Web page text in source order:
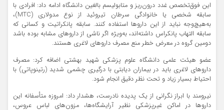
این فوق‌تخصص غدد درون‌ریز و متابولیسم بالغین دانشگاه ادامه داد: افرادی با
سابقه شخصی یا خانوادگی سرطان تیروئید از نوع مدولاری (MTC)،
به‌هیچ‌وجه نباید از این دارو‌ها استفاده کنند. سابقه پانکراتیت و کسانی که
سابقه التهاب پانکراس داشته‌اند، به‌ویژه اگر ناشی از دارو‌های مشابه بوده باشد
دومین گروه در معرض خطر منع مصرف دارو‌های لاغری هستند.
عضو هیئت علمی دانشگاه علوم پزشکی شهید بهشتی اضافه کرد: مصرف
دارو‌های لاغری باید در بیماران دیابتی با درگیری چشمی شدید (رتینوپاتی) با
احتیاط بسیار زیاد و تحت نظر دقیق انجام شود.
نیرومند با ابراز نگرانی از یک پدیده نادرست، هشدار داد: امروزه متأسفانه این
دارو‌ها در اماکن غیرپزشکی نظیر آرایشگاه‌ها، مزون‌های لباس عروس،